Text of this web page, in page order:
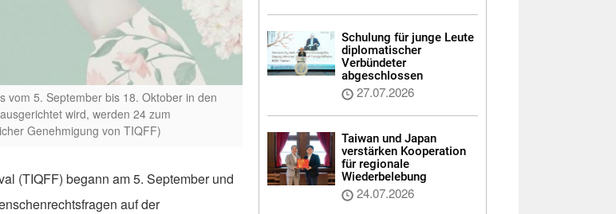
vom 5. September bis 18. Oktober in den
wird, werden 24 zum
Genehmigung von TIQFF)
(TIQFF) begann am 5. September und
auf der
Schulung für junge Leute
diplomatischer
Verbündeter
abgeschlossen
27.07.2026
Taiwan und Japan
verstärken Kooperation
für regionale
Wiederbelebung
24.07.2026